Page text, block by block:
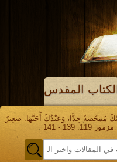
الكتاب المقدس
مُمَحَّصَةٌ جِدًّا، وَعَبْدُكَ أَحَبَّهَا. صَغِيرٌ
139 - 141